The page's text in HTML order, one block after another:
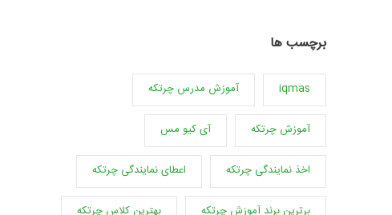
برچسب ها
iqmas آموزش مدرس چرتکه
آموزش چرتکه آی کیو مس
اخذ نمایندگی چرتکه اعطای نمایندگی چرتکه
برترین برند آموزش چرتکه بهترین کلاس چرتکه